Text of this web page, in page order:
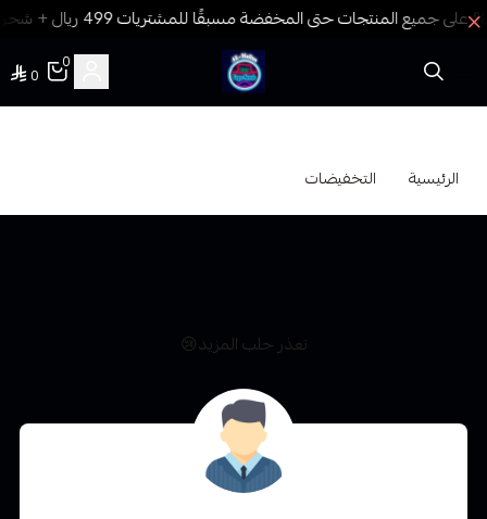
فيب المدينة
0
0
الرئيسية التخفيضات
تعذر جلب المزيد😢